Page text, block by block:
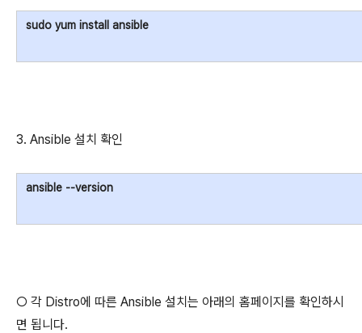
sudo yum install ansible
3. Ansible 설치 확인
ansible --version
○ 각 Distro에 따른 Ansible 설치는 아래의 홈페이지를 확인하시
면 됩니다.